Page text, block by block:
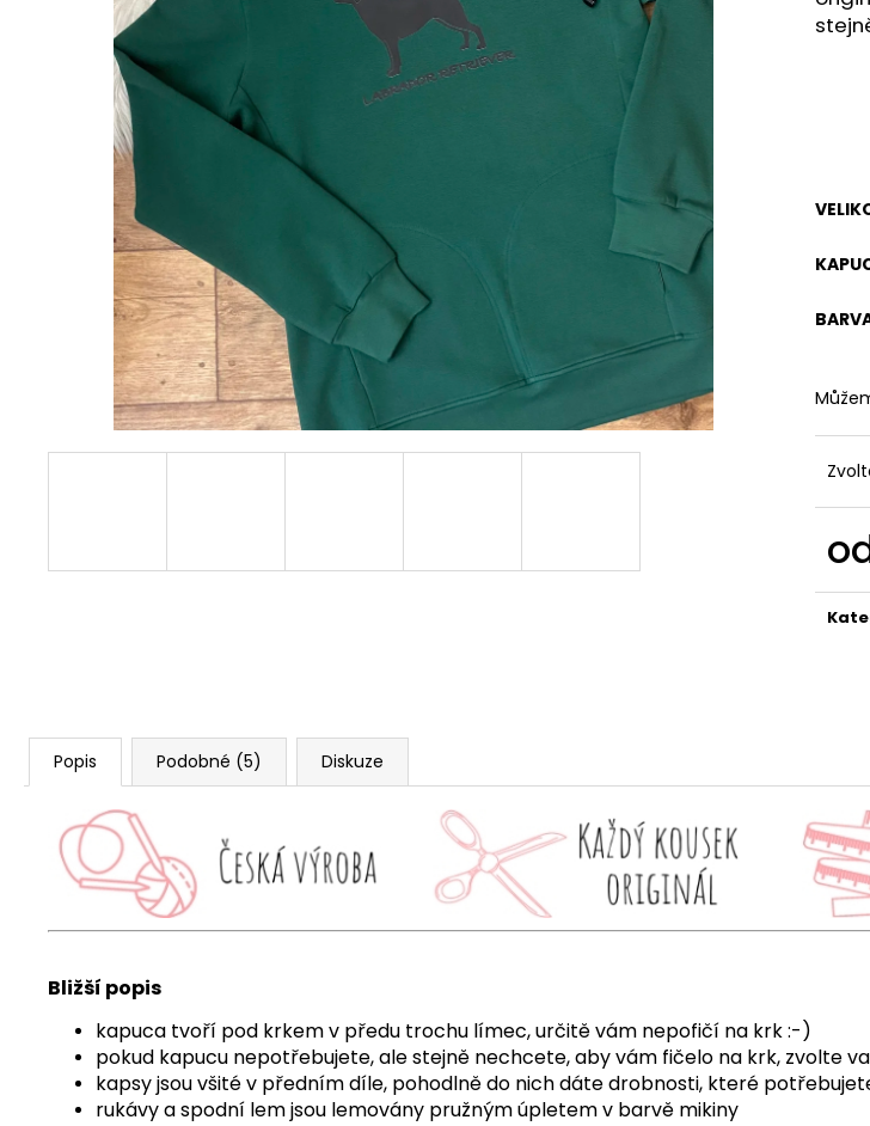
Popis Podobné (5) Diskuze
Bližší popis
kapuca tvoří pod krkem v předu trochu límec, určitě vám nepofičí na krk :-)
pokud kapucu nepotřebujete, ale stejně nechcete, aby vám fičelo na krk, zvolte
kapsy jsou všité v předním díle, pohodlně do nich dáte drobnosti, které
rukávy a spodní lem jsou lemovány pružným úpletem v barvě mikiny
1 590 Kč
490 Kč